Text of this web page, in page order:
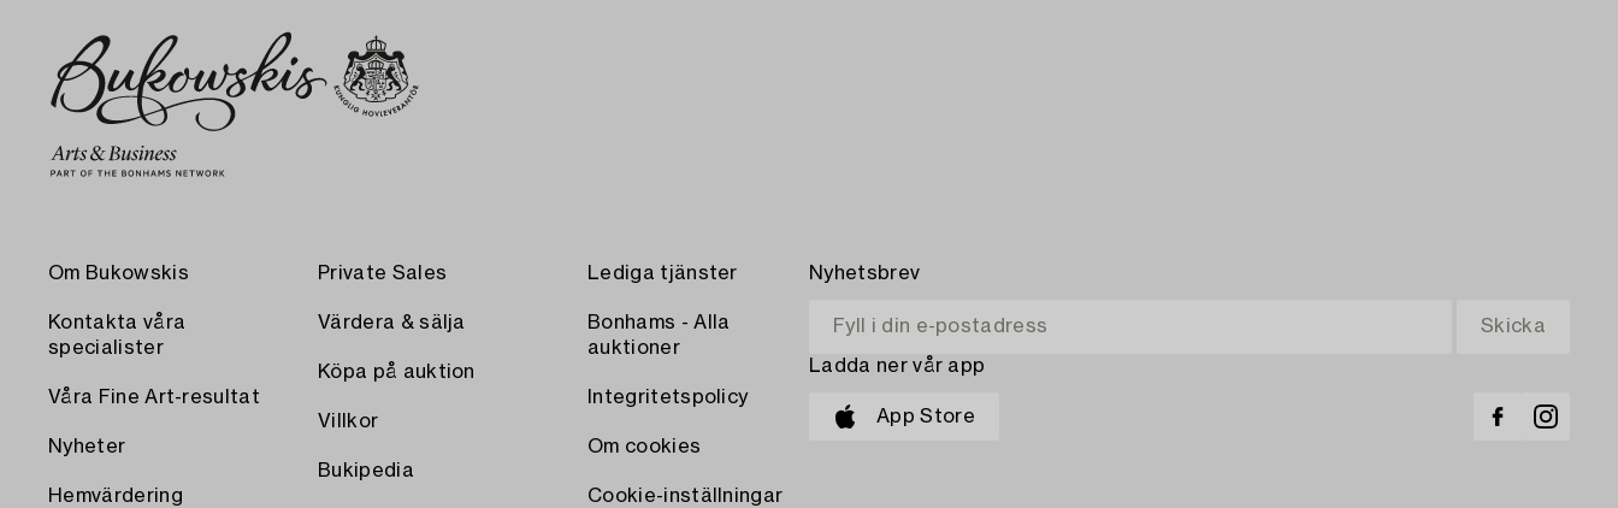
Om Bukowskis
Kontakta våra
specialister
Våra Fine Art-resultat
Nyheter
Hemvärdering
Private Sales
Värdera & sälja
Köpa på auktion
Villkor
Bukipedia
Lediga tjänster
Bonhams - Alla
auktioner
Integritetspolicy
Om cookies
Cookie-inställningar
Nyhetsbrev
Ladda ner vår app
App Store